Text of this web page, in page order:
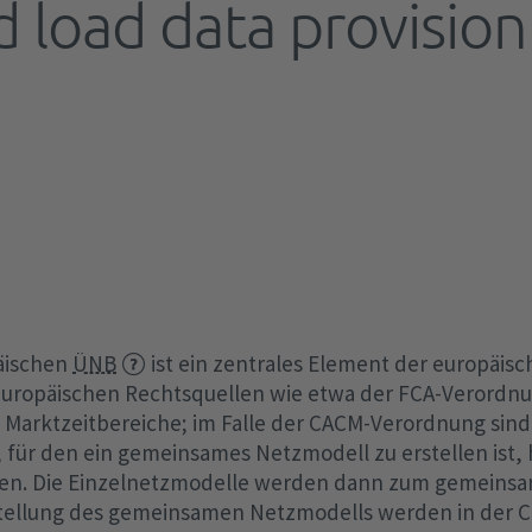
Netzentgelte
EEG-Finanzierung
Transparenzanforderungen
Aktivierte Regelleistung
Redispatch
12 Abs. 2 d EnWG
FCA-Verordnung
load data
ÜNB
ist ein zentrales Element der
Rechtsquellen wie etwa der FCA-
im Falle der CACM-Verordnung
den ein gemeinsames Netzmodell zu erstellen ist,
Die Einzelnetzmodelle werden dann zum
des gemeinsamen Netzmodells werden in der